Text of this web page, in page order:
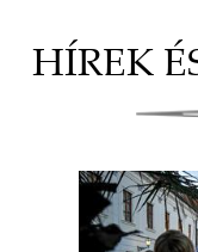
HÍREK